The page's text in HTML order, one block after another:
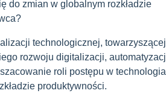
do zmian w globalnym rozkładzie
technologicznej, towarzyszącej
rozwoju digitalizacji,
roli postępu w
produktywności.